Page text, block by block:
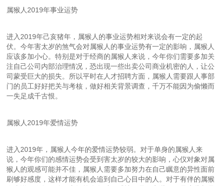
属猴人2019年事业运势
进入2019年己亥猪年，属猴人的事业运势相对来说会有一定的起
伏。今年害太岁的煞气会对属猴人的事业运势有一定的影响，属猴人
应该多加小心。特别是对于经商的属猴人来说，今年你们需要多加关
注自己公司内部治理情况，恐出现一些出卖公司商业机密的人，让公
司蒙受巨大的损失。所以平时在人才招聘方面，属猴人需要跟人事部
门的员工好好把关与考核，做好相关背景调查，千万不能因为偷懒而
一失足成千古恨。
属猴人2019年爱情运势
进入2019年，属猴人今年的爱情运势较弱。对于单身的属猴人来
说，今年你们的感情运势会受到害太岁的较大的影响，心仪对象对属
猴人的观感可能并不佳，属猴人需要多加努力在自己瞩意的异性面前
刷够好感度，这样才能有机会追到自己心目中的人。对于有伴的属猴